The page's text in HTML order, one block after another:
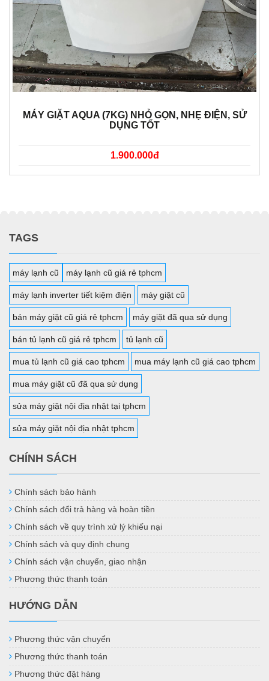
MÁY GIẶT AQUA (7KG) NHỎ GỌN, NHẸ ĐIỆN, SỬ
DỤNG TỐT
1.900.000đ
TAGS
máy lạnh cũ máy lạnh cũ giá rẻ tphcm
máy lạnh inverter tiết kiệm điện máy giặt cũ
bán máy giặt cũ giá rẻ tphcm máy giặt đã qua sử dụng
bán tủ lạnh cũ giá rẻ tphcm tủ lạnh cũ
mua tủ lạnh cũ giá cao tphcm mua máy lạnh cũ giá cao tphcm
mua máy giặt cũ đã qua sử dụng
sửa máy giặt nội địa nhật tại tphcm
sửa máy giặt nội địa nhật tphcm
CHÍNH SÁCH
Chính sách bảo hành
Chính sách đổi trả hàng và hoàn tiền
Chính sách về quy trình xử lý khiếu nại
Chính sách và quy định chung
Chính sách vận chuyển, giao nhận
Phương thức thanh toán
HƯỚNG DẪN
Phương thức vận chuyển
Phương thức thanh toán
Phương thức đặt hàng